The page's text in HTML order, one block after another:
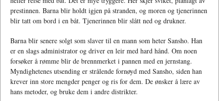
prestinnen. Barna blir holdt igjen på stranden, og moren og tjenerinnen
blir tatt om bord i en båt. Tjenerinnen blir slått ned og drukner.
Barna blir senere solgt som slaver til en mann som heter Sansho. Han
er en slags administrator og driver en leir med hard hånd. Om noen
forsøker å rømme blir de brennmerket i pannen med en jernstang.
Myndighetenes utsending er strålende fornøyd med Sansho, siden han
krever inn store mengder penger og ris for dem. De ønsker å lære av
hans metoder, og bruke dem i andre distrikter.